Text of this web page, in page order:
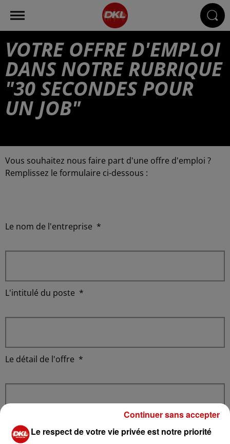
VOTRE OFFRE D'EMPLOI
DANS NOTRE RUBRIQUE
"30 SECONDES POUR
UN JOB"
Vous souhaitez nous faire part d'une offre d'emploi ?
Remplissez le formulaire ci-dessous :
Le nom de l'entreprise *
L'intitulé du poste *
Le détail de l'offre *
Le respect de votre vie privée est notre priorité
Continuer sans accepter